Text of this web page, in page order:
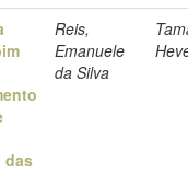
das
Reis,
Emanuele
da Silva